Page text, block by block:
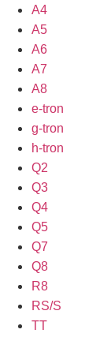
A4
A5
A6
A7
A8
e-tron
g-tron
h-tron
Q2
Q3
Q4
Q5
Q7
Q8
R8
RS/S
TT